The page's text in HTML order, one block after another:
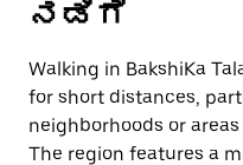
ನಡಿಗೆ
Walking in BakshiKa
for short distances,
neighborhoods or
The region features a